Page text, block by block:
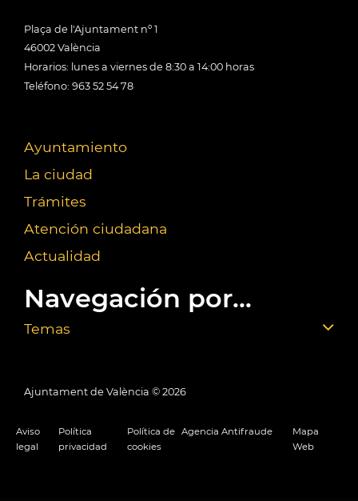
Plaça de l'Ajuntament nº 1
46002 València
Horarios: lunes a viernes de 8:30 a 14:00 horas
Teléfono: 963 52 54 78
Ayuntamiento
La ciudad
Trámites
Atención ciudadana
Actualidad
Navegación por...
Temas
Ajuntament de València © 2026
Aviso
legal
Política
privacidad
Política de
cookies
Agencia Antifraude
Mapa
Web